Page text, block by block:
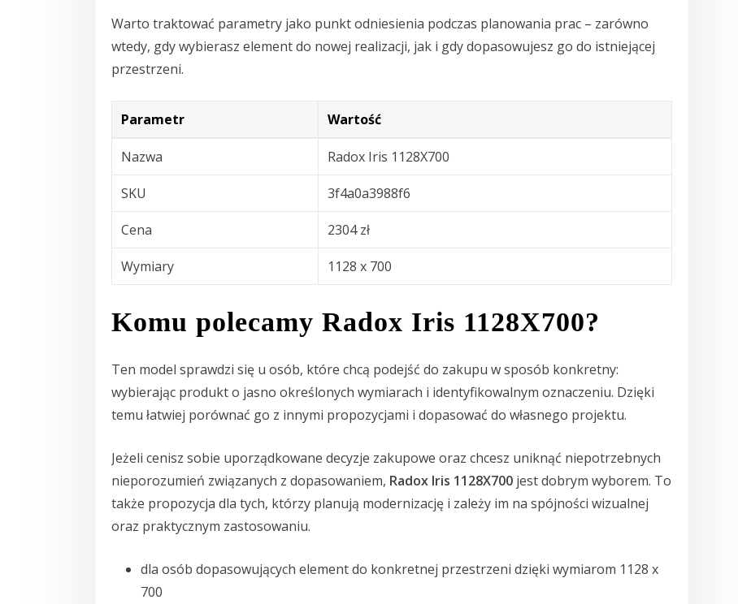
Warto traktować parametry jako punkt odniesienia podczas planowania prac – zarówno
wtedy, gdy wybierasz element do nowej realizacji, jak i gdy dopasowujesz go do istniejącej
przestrzeni.
Parametr Wartość
Nazwa Radox Iris 1128X700
SKU 3f4a0a3988f6
Cena 2304 zł
Wymiary 1128 x 700
Komu polecamy Radox Iris 1128X700?
Ten model sprawdzi się u osób, które chcą podejść do zakupu w sposób konkretny:
wybierając produkt o jasno określonych wymiarach i identyfikowalnym oznaczeniu. Dzięki
temu łatwiej porównać go z innymi propozycjami i dopasować do własnego projektu.
Jeżeli cenisz sobie uporządkowane decyzje zakupowe oraz chcesz uniknąć niepotrzebnych
nieporozumień związanych z dopasowaniem, Radox Iris 1128X700 jest dobrym wyborem. To
także propozycja dla tych, którzy planują modernizację i zależy im na spójności wizualnej
oraz praktycznym zastosowaniu.
dla osób dopasowujących element do konkretnej przestrzeni dzięki wymiarom 1128 x
700